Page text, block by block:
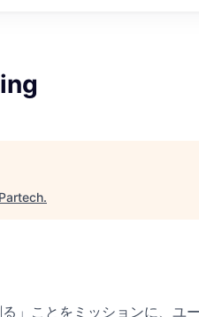
Partech.
」ことをミッションに、ユ